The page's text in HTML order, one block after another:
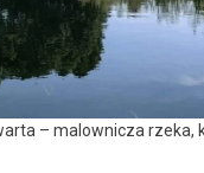
– malownicza rzeka,